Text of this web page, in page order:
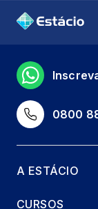
IA
IA NA
BIM
36 horas
UX/UI E
36 horas
0800
A ESTÁCIO
CURSOS